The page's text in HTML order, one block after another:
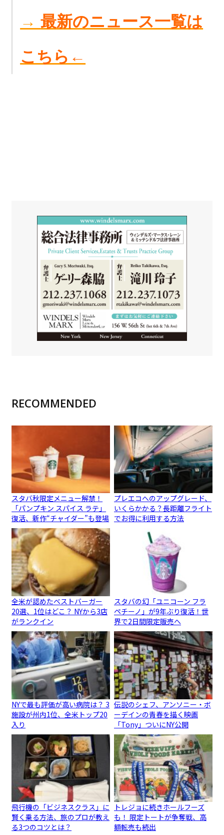
→最新のニュース一覧は
こちら←
RECOMMENDED
スタバ秋限定メニュー解禁！
「パンプキン スパイス ラテ」
復活、新作“チャイダー”も登場
プレエコへのアップグレード、
いくらかかる？長距離フライト
でお得に利用する方法
全米が認めたベストバーガー
20選、1位はどこ？ NYから3店
がランクイン
スタバの幻「ユニコーン フラ
ペチーノ」が9年ぶり復活！世
界で2日間限定販売へ
NYで最も評価が高い病院は？ 3
施設が州内1位、全米トップ20
入り
伝説のシェフ、アンソニー・ボ
ーデインの青春を描く映画
「Tony」ついにNY公開
飛行機の「ビジネスクラス」に
賢く乗る方法、旅のプロが教え
る3つのコツとは？
トレジョに続きホールフーズ
も！ 限定トートが争奪戦、高
額転売も続出